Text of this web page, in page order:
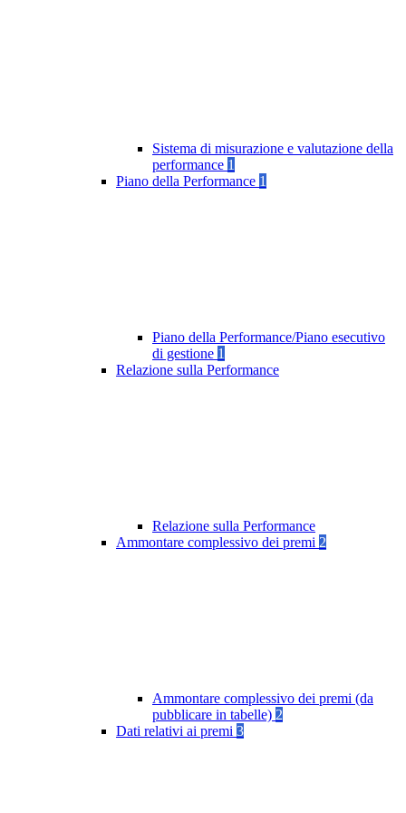
Sistema di misurazione e valutazione della
performance 1
Piano della Performance 1
Piano della Performance/Piano esecutivo
di gestione 1
Relazione sulla Performance
Relazione sulla Performance
Ammontare complessivo dei premi 2
Ammontare complessivo dei premi (da
pubblicare in tabelle) 2
Dati relativi ai premi 3